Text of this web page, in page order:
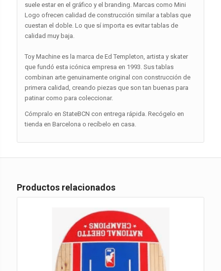
suele estar en el gráfico y el branding. Marcas como Mini
Logo ofrecen calidad de construcción similar a tablas que
cuestan el doble. Lo que sí importa es evitar tablas de
calidad muy baja.
Toy Machine es la marca de Ed Templeton, artista y skater
que fundó esta icónica empresa en 1993. Sus tablas
combinan arte genuinamente original con construcción de
primera calidad, creando piezas que son tan buenas para
patinar como para coleccionar.
Cómpralo en StateBCN con entrega rápida. Recógelo en
tienda en Barcelona o recíbelo en casa.
Productos relacionados